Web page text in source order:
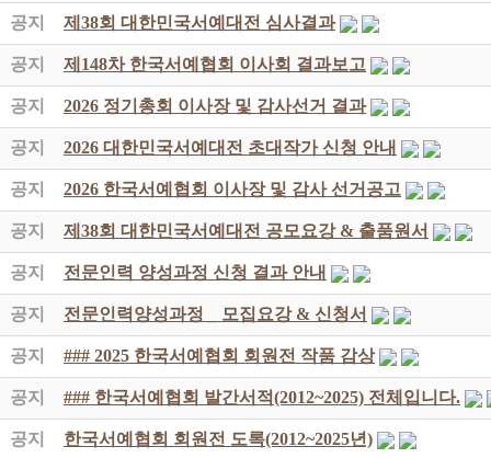
공지 제38회 대한민국서예대전 심사결과
공지 제148차 한국서예협회 이사회 결과보고
공지 2026 정기총회 이사장 및 감사선거 결과
공지 2026 대한민국서예대전 초대작가 신청 안내
공지 2026 한국서예협회 이사장 및 감사 선거공고
공지 제38회 대한민국서예대전 공모요강 & 출품원서
공지 전문인력 양성과정 신청 결과 안내
공지 전문인력양성과정 _ 모집요강 & 신청서
공지 ### 2025 한국서예협회 회원전 작품 감상
공지 ### 한국서예협회 발간서적(2012~2025) 전체입니다.
공지 한국서예협회 회원전 도록(2012~2025년)